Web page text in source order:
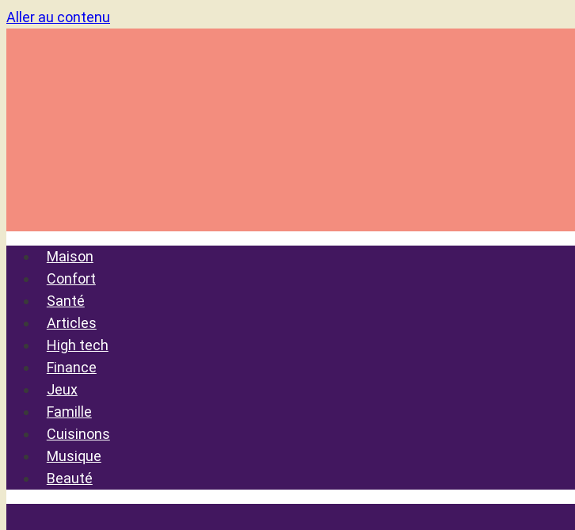
Aller au contenu
Maison
Confort
Santé
Articles
High tech
Finance
Jeux
Famille
Cuisinons
Musique
Beauté